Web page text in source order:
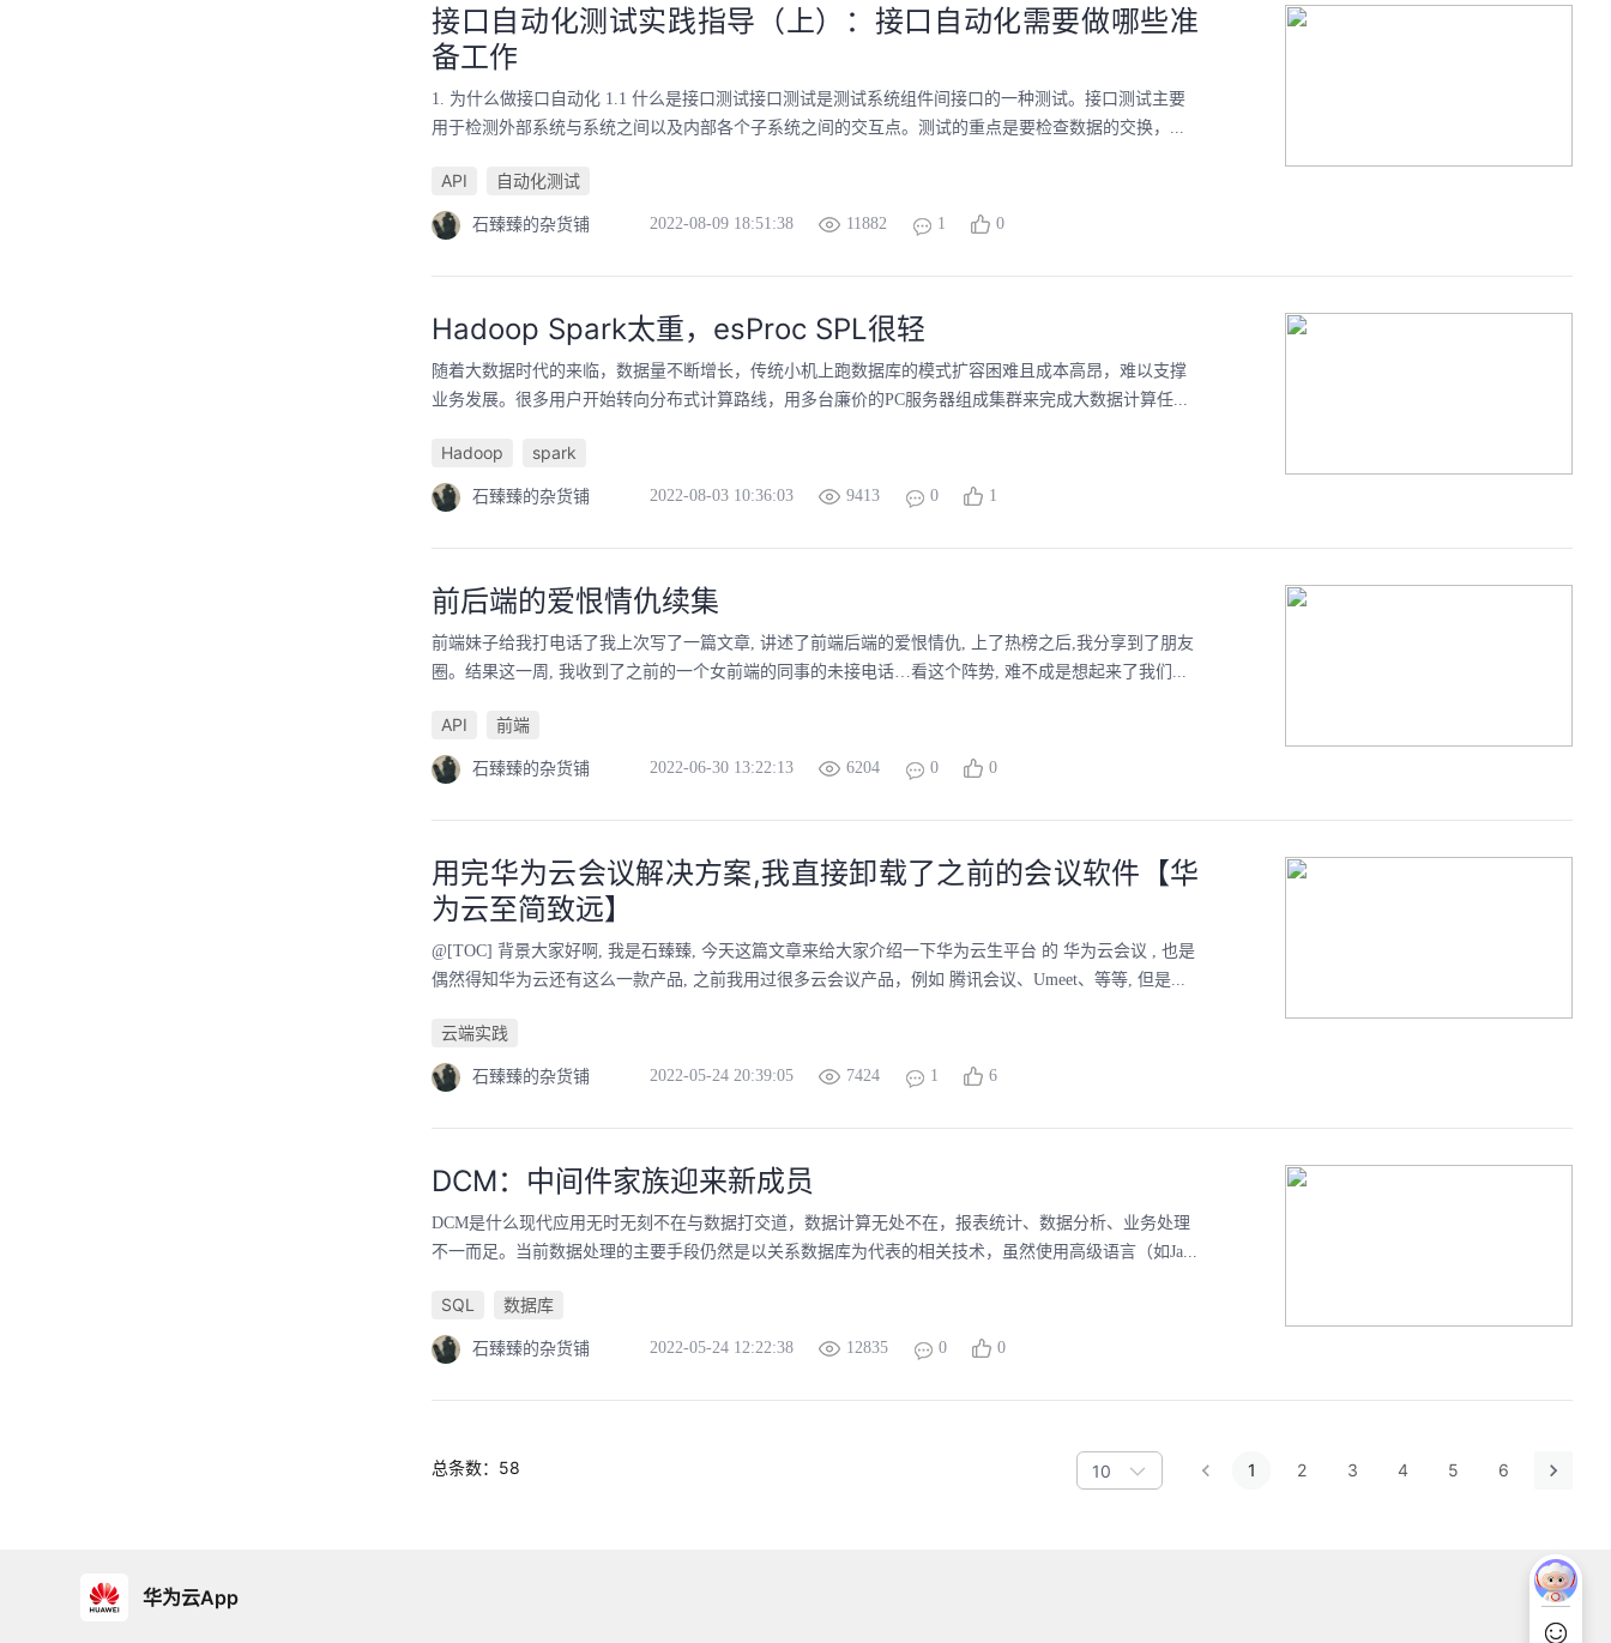
接口自动化测试实践指导（上）：接口自动化需要做哪些准
备工作
1. 为什么做接口自动化 1.1 什么是接口测试接口测试是测试系统组件间接口的一种测试。接口测试主要
用于检测外部系统与系统之间以及内部各个子系统之间的交互点。测试的重点是要检查数据的交换，...
API 自动化测试
石臻臻的杂货铺 2022-08-09 18:51:38 11882 1 0
Hadoop Spark太重，esProc SPL很轻
随着大数据时代的来临，数据量不断增长，传统小机上跑数据库的模式扩容困难且成本高昂，难以支撑
业务发展。很多用户开始转向分布式计算路线，用多台廉价的PC服务器组成集群来完成大数据计算任...
Hadoop spark
石臻臻的杂货铺 2022-08-03 10:36:03 9413 0 1
前后端的爱恨情仇续集
前端妹子给我打电话了我上次写了一篇文章, 讲述了前端后端的爱恨情仇, 上了热榜之后,我分享到了朋友
圈。结果这一周, 我收到了之前的一个女前端的同事的未接电话…看这个阵势, 难不成是想起来了我们...
API 前端
石臻臻的杂货铺 2022-06-30 13:22:13 6204 0 0
用完华为云会议解决方案,我直接卸载了之前的会议软件【华
为云至简致远】
@[TOC] 背景大家好啊, 我是石臻臻, 今天这篇文章来给大家介绍一下华为云生平台 的 华为云会议 , 也是
偶然得知华为云还有这么一款产品, 之前我用过很多云会议产品，例如 腾讯会议、Umeet、等等, 但是...
云端实践
石臻臻的杂货铺 2022-05-24 20:39:05 7424 1 6
DCM：中间件家族迎来新成员
DCM是什么现代应用无时无刻不在与数据打交道，数据计算无处不在，报表统计、数据分析、业务处理
不一而足。当前数据处理的主要手段仍然是以关系数据库为代表的相关技术，虽然使用高级语言（如Ja...
SQL 数据库
石臻臻的杂货铺 2022-05-24 12:22:38 12835 0 0
总条数：58 10 1 2 3 4 5 6
华为云App